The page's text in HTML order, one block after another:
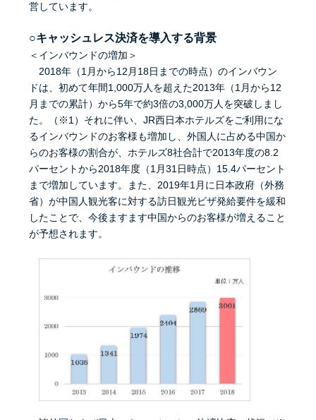
営しています。
○キャッシュレス決済を導入する背景
＜インバウンドの増加＞
2018年（1月から12月18日までの時点）のインバウン
ドは、初めて年間1,000万人を超えた2013年（1月から12
月までの累計）から5年で約3倍の3,000万人を突破しまし
た。（※1）それに伴い、JR西日本ホテルズをご利用にな
るインバウンドのお客様も増加し、外国人に占める中国か
らのお客様の割合が、ホテルズ8社合計で2013年度の8.2
パーセントから2018年度（1月31日時点）15.4パーセント
まで増加しています。また、2019年1月に日本政府（外務
省）が中国人観光客に対する訪日観光ビザ発給要件を緩和
したことで、今後ますます中国からのお客様が増えること
が予想されます。